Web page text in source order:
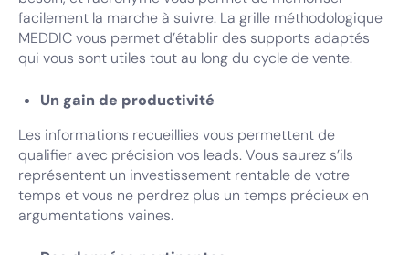
facilement la marche à suivre. La grille méthodologique
MEDDIC vous permet d’établir des supports adaptés
qui vous sont utiles tout au long du cycle de vente.
Un gain de productivité
Les informations recueillies vous permettent de
qualifier avec précision vos leads. Vous saurez s’ils
représentent un investissement rentable de votre
temps et vous ne perdrez plus un temps précieux en
argumentations vaines.